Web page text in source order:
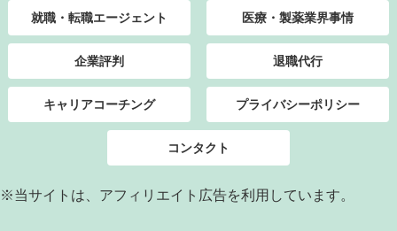
就職・転職エージェント 医療・製薬業界事情
企業評判 退職代行
キャリアコーチング プライバシーポリシー
コンタクト
※当サイトは、アフィリエイト広告を利用しています。